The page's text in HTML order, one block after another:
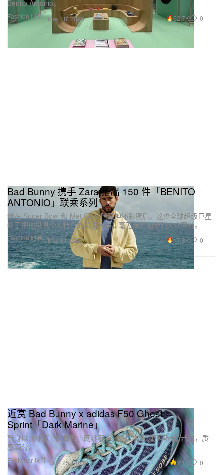
Fashion 时装
Benito Antonio。
May 18, 2026 62.7K 0
Fashion 时装
Bad Bunny 携手 Zara 推出 150 件「BENITO
ANTONIO」联乘系列
继在 Super Bowl 和 Met Gala 暗藏神秘彩蛋后，这位全球超级巨星
终于把他极具个人特色的私服审美，毫无保留地带到大众面前。
May 21, 2026 17.8K 0
Footwear 球鞋
近赏 Bad Bunny x adidas F50 Ghost
Sprint「Dark Marine」
鞋身以淡冰蓝「蜘蛛网」网纱覆盖，多层次紫调鞋面若隐若现，质
感满分。
Jun 25, 2026 2.1K 0